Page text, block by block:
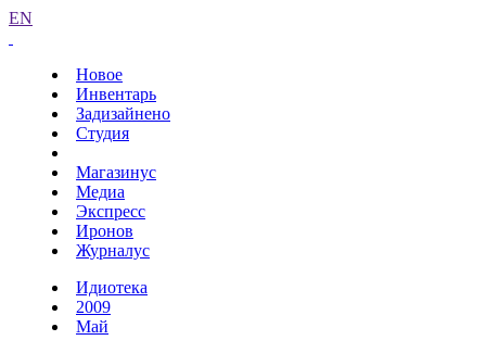
EN
Новое
Инвентарь
Задизайнено
Студия
Магазинус
Медиа
Экспресс
Иронов
Журналус
Идиотека
2009
Май